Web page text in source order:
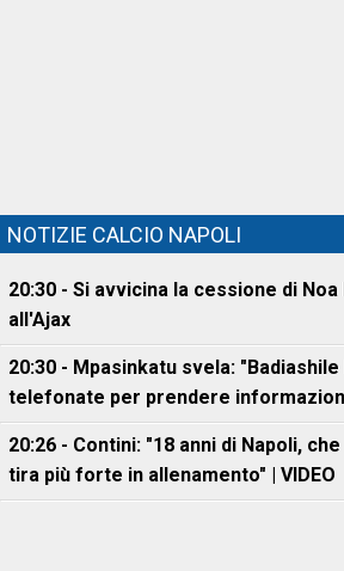
NOTIZIE CALCIO NAPOLI
20:30 - Si avvicina la cessione di
all'Ajax
20:30 - Mpasinkatu svela:
telefonate per prendere
20:26 - Contini: "18 anni di Napoli,
tira più forte in allenamento" | VIDEO